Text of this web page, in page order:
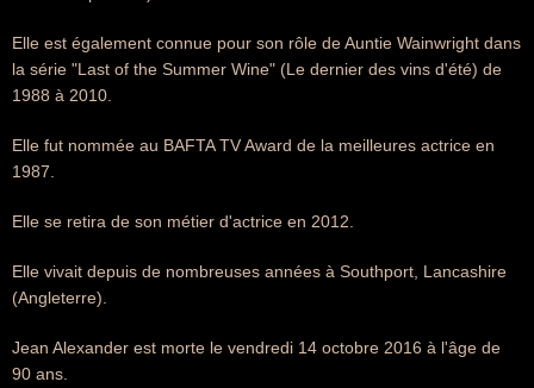
Elle est également connue pour son rôle de Auntie Wainwright dans
la série "Last of the Summer Wine" (Le dernier des vins d'été) de
1988 à 2010.
Elle fut nommée au BAFTA TV Award de la meilleures actrice en
1987.
Elle se retira de son métier d'actrice en 2012.
Elle vivait depuis de nombreuses années à Southport, Lancashire
(Angleterre).
Jean Alexander est morte le vendredi 14 octobre 2016 à l'âge de
90 ans.